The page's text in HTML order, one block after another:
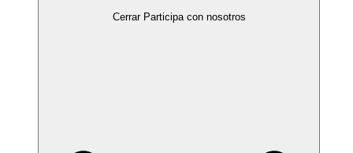
Cerrar Participa con nosotros